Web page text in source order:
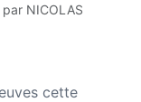
par NICOLAS
cette